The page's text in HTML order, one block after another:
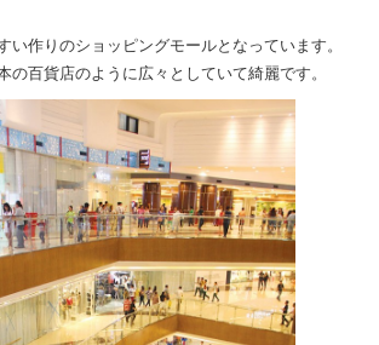
い作りのショッピングモールとなっています。
の百貨店のように広々としていて綺麗です。